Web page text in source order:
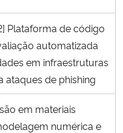
Plataforma de código
automatizada
em infraestruturas
ataques de phishing
em materiais
numérica e